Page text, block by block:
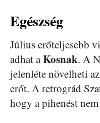
Egészség
Július erőteljesebb
adhat aKosnak. A
jelenléte növelheti
erőt. A retrográd
hogy a pihenést